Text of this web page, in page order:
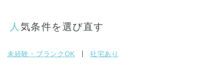
人気条件を選び直す
未経験・ブランクOK 社宅あり